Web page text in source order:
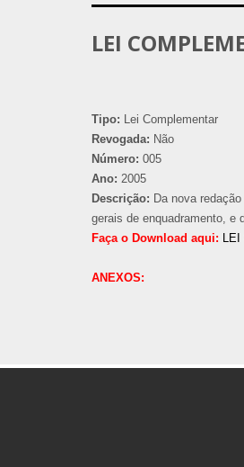
LEI
Tipo: Lei Complementar
Revogada: Não
Número: 005
Ano: 2005
Descrição: Da nova
gerais de enquadramento, e
Faça o Download aqui: LEI
ANEXOS: